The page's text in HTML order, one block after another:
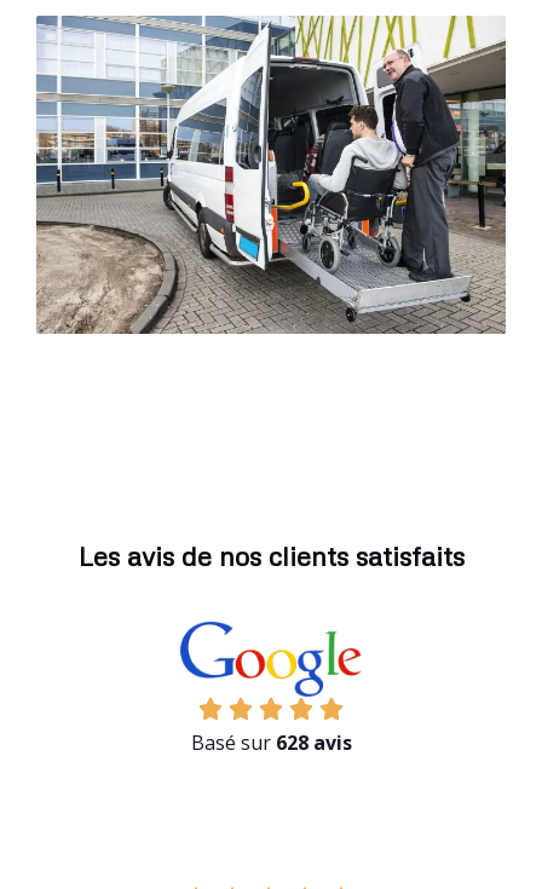
Les avis de nos clients satisfaits
Basé sur 628 avis